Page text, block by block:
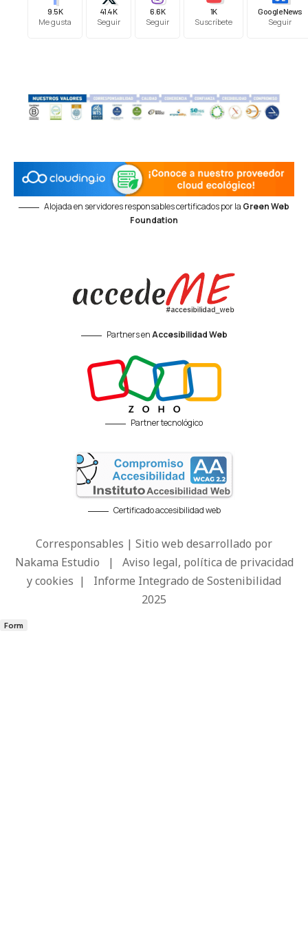
9.5K
Me gusta
41.4K
Seguir
6.6K
Seguir
1K
Suscríbete
Google News
Seguir
Alojada en servidores responsables certificados por la Green Web
Foundation
Partners enAccesibilidad Web
Partner tecnológico
Certificado accesibilidad web
Corresponsables | Sitio web desarrollado por
Nakama Estudio | Aviso legal, política de privacidad
y cookies | Informe Integrado de Sostenibilidad
2025
Form